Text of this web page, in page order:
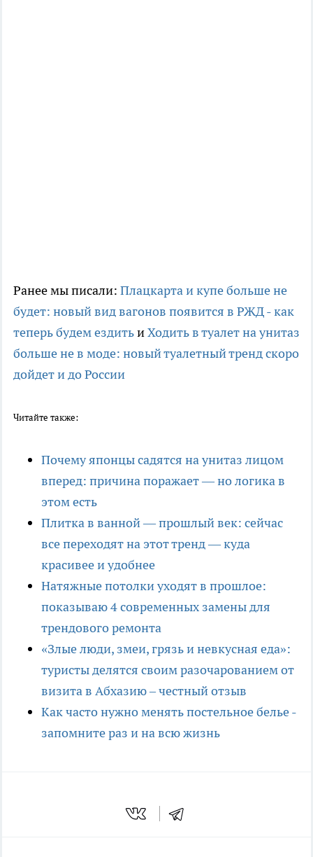
Ранее мы писали: Плацкарта и купе больше не
будет: новый вид вагонов появится в РЖД - как
теперь будем ездитьиХодить в туалет на унитаз
больше не в моде: новый туалетный тренд скоро
дойдет и до России
Читайте также:
Почему японцы садятся на унитаз лицом
вперед: причина поражает — но логика в
этом есть
Плитка в ванной — прошлый век: сейчас
все переходят на этот тренд — куда
красивее и удобнее
Натяжные потолки уходят в прошлое:
показываю 4 современных замены для
трендового ремонта
«Злые люди, змеи, грязь и невкусная еда»:
туристы делятся своим разочарованием от
визита в Абхазию – честный отзыв
Как часто нужно менять постельное белье -
запомните раз и на всю жизнь